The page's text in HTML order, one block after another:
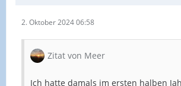
2. Oktober 2024 06:58
Zitat von Meer
Ich hatte damals im ersten halben